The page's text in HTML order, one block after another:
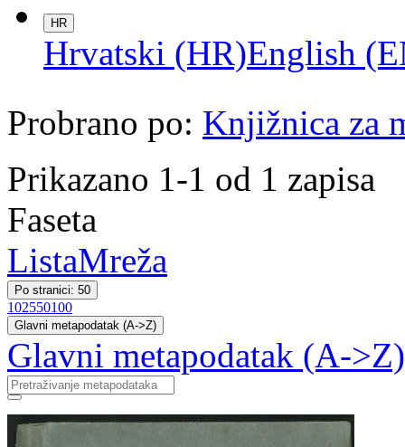
HR
Hrvatski (HR)English
Probrano po: Knjižnica za
Prikazano 1-1 od 1 zapisa
Faseta
ListaMreža
Po stranici: 50
102550100
Glavni metapodatak (A->Z)
Glavni metapodatak (A->Z)